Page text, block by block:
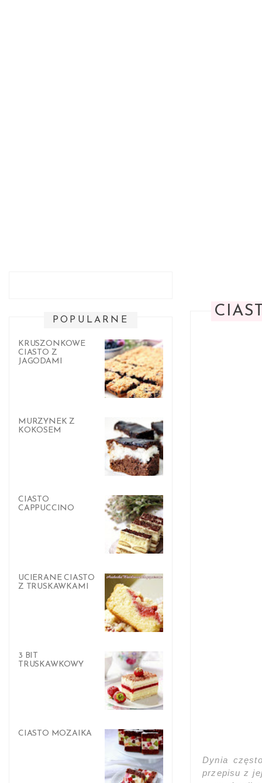
Dynia
przepisu z
POPULARNE
KRUSZONKOWE
CIASTO Z
JAGODAMI
MURZYNEK Z
KOKOSEM
CIASTO
CAPPUCCINO
UCIERANE CIASTO
Z TRUSKAWKAMI
3 BIT
TRUSKAWKOWY
CIASTO MOZAIKA